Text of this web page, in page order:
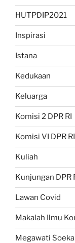
HUTPDIP2021
Inspirasi
Istana
Kedukaan
Keluarga
Komisi 2 DPR RI
Komisi VI DPR RI
Kuliah
Kunjungan DPR
Lawan Covid
Makalah Ilmu
Megawati